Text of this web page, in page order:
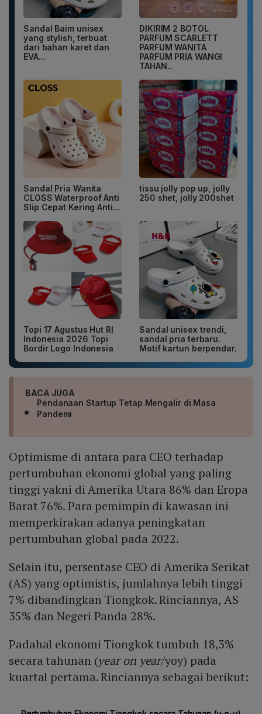
Sandal Baim unisex
yang stylish, terbuat
dari bahan karet dan
EVA...
DIKIRIM 2 BOTOL
PARFUM SCARLETT
PARFUM WANITA
PARFUM PRIA WANGI
TAHAN...
Sandal Pria Wanita
CLOSS Waterproof Anti
Slip Cepat Kering Anti...
tissu jolly pop up, jolly
250 shet, jolly 200shet
Topi 17 Agustus Hut RI
Indonesia 2026 Topi
Bordir Logo Indonesia
Sandal unisex trendi,
sandal pria terbaru.
Motif kartun berpendar.
BACA JUGA
Pendanaan Startup Tetap Mengalir di Masa
Pandemi
Optimisme di antara para CEO terhadap
pertumbuhan ekonomi global yang paling
tinggi yakni di Amerika Utara 86% dan Eropa
Barat 76%. Para pemimpin di kawasan ini
memperkirakan adanya peningkatan
pertumbuhan global pada 2022.
Selain itu, persentase CEO di Amerika Serikat
(AS) yang optimistis, jumlahnya lebih tinggi
7% dibandingkan Tiongkok. Rinciannya, AS
35% dan Negeri Panda 28%.
Padahal ekonomi Tiongkok tumbuh 18,3%
secara tahunan (year on year/yoy) pada
kuartal pertama. Rinciannya sebagai berikut: